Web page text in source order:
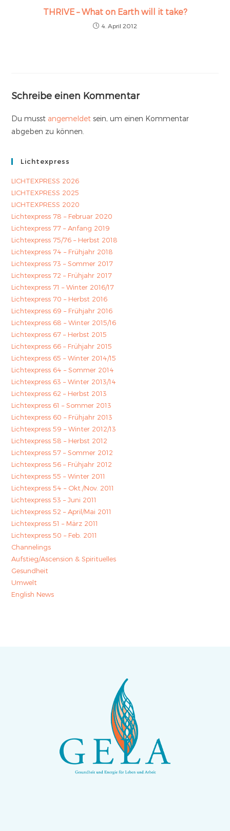
THRIVE – What on Earth will it take?
4. April 2012
Schreibe einen Kommentar
Du musst angemeldet sein, um einen Kommentar
abgeben zu können.
Lichtexpress
LICHTEXPRESS 2026
LICHTEXPRESS 2025
LICHTEXPRESS 2020
Lichtexpress 78 – Februar 2020
Lichtexpress 77 – Anfang 2019
Lichtexpress 75/76 – Herbst 2018
Lichtexpress 74 – Frühjahr 2018
Lichtexpress 73 – Sommer 2017
Lichtexpress 72 – Frühjahr 2017
Lichtexpress 71 – Winter 2016/17
Lichtexpress 70 – Herbst 2016
Lichtexpress 69 – Frühjahr 2016
Lichtexpress 68 – Winter 2015/16
Lichtexpress 67 – Herbst 2015
Lichtexpress 66 – Frühjahr 2015
Lichtexpress 65 – Winter 2014/15
Lichtexpress 64 – Sommer 2014
Lichtexpress 63 – Winter 2013/14
Lichtexpress 62 – Herbst 2013
Lichtexpress 61 – Sommer 2013
Lichtexpress 60 – Frühjahr 2013
Lichtexpress 59 – Winter 2012/13
Lichtexpress 58 – Herbst 2012
Lichtexpress 57 – Sommer 2012
Lichtexpress 56 – Frühjahr 2012
Lichtexpress 55 – Winter 2011
Lichtexpress 54 – Okt./Nov. 2011
Lichtexpress 53 – Juni 2011
Lichtexpress 52 – April/Mai 2011
Lichtexpress 51 – März 2011
Lichtexpress 50 – Feb. 2011
Channelings
Aufstieg/Ascension & Spirituelles
Gesundheit
Umwelt
English News